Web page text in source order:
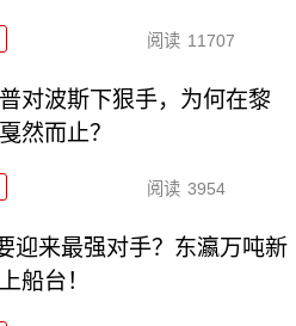
阅读 11707
对波斯下狠手，为何在黎
然而止？
阅读 3954
迎来最强对手？东瀛万吨新
船台！